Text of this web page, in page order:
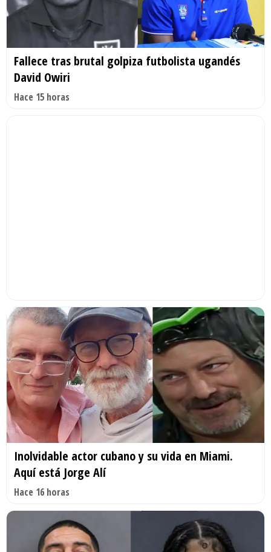
Fallece tras brutal golpiza futbolista ugandés
David Owiri
Hace 15 horas
Inolvidable actor cubano y su vida en Miami.
Aquí está Jorge Alí
Hace 16 horas